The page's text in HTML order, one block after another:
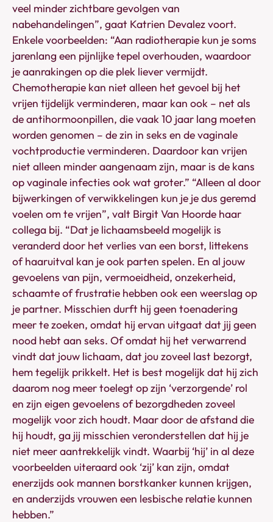
veel minder zichtbare gevolgen van
nabehandelingen”, gaat Katrien Devalez voort.
Enkele voorbeelden: “Aan radiotherapie kun je soms
jarenlang een pijnlijke tepel overhouden, waardoor
je aanrakingen op die plek liever vermijdt.
Chemotherapie kan niet alleen het gevoel bij het
vrijen tijdelijk verminderen, maar kan ook – net als
de antihormoonpillen, die vaak 10 jaar lang moeten
worden genomen – de zin in seks en de vaginale
vochtproductie verminderen. Daardoor kan vrijen
niet alleen minder aangenaam zijn, maar is de kans
op vaginale infecties ook wat groter.” “Alleen al door
bijwerkingen of verwikkelingen kun je je dus geremd
voelen om te vrijen”, valt Birgit Van Hoorde haar
collega bij. “Dat je lichaamsbeeld mogelijk is
veranderd door het verlies van een borst, littekens
of haaruitval kan je ook parten spelen. En al jouw
gevoelens van pijn, vermoeidheid, onzekerheid,
schaamte of frustratie hebben ook een weerslag op
je partner. Misschien durft hij geen toenadering
meer te zoeken, omdat hij ervan uitgaat dat jij geen
nood hebt aan seks. Of omdat hij het verwarrend
vindt dat jouw lichaam, dat jou zoveel last bezorgt,
hem tegelijk prikkelt. Het is best mogelijk dat hij zich
daarom nog meer toelegt op zijn ‘verzorgende’ rol
en zijn eigen gevoelens of bezorgdheden zoveel
mogelijk voor zich houdt. Maar door de afstand die
hij houdt, ga jij misschien veronderstellen dat hij je
niet meer aantrekkelijk vindt. Waarbij ‘hij’ in al deze
voorbeelden uiteraard ook ‘zij’ kan zijn, omdat
enerzijds ook mannen borstkanker kunnen krijgen,
en anderzijds vrouwen een lesbische relatie kunnen
hebben.”